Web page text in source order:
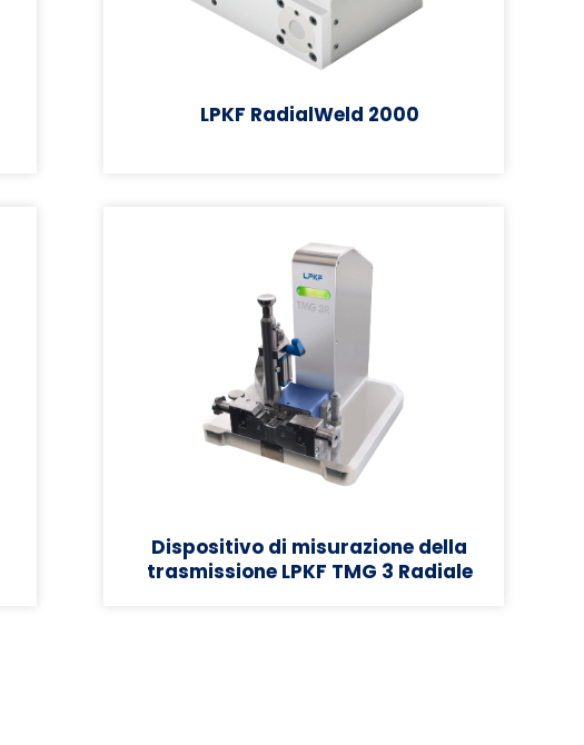
LPKF RadialWeld 2000
Dispositivo di misurazione della
trasmissione LPKF TMG 3 Radiale